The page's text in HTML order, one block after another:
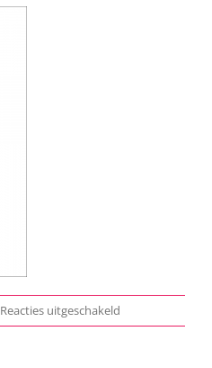
Reacties uitgeschakeld
1950-